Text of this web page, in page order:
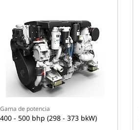
Gama de potencia
400 - 500 bhp (298 - 373 bkW)